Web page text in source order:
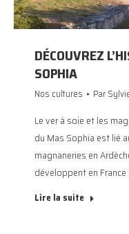
DÉCOUVREZ
SOPHIA
Nos cultures Par
Le ver à soie et les
du Mas Sophia est lié
magnaneries en
développent en
Lire la suite